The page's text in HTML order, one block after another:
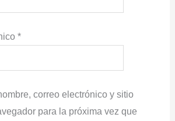
*
correo electrónico y sitio
para la próxima vez que